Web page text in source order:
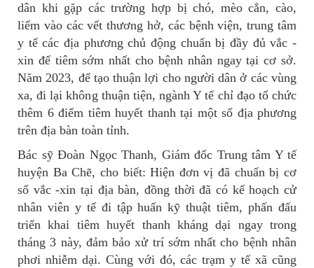
dân khi gặp các trường hợp bị chó, mèo cắn, cào,
liếm vào các vết thương hở, các bệnh viện, trung tâm
y tế các địa phương chủ động chuẩn bị đầy đủ vắc -
xin để tiêm sớm nhất cho bệnh nhân ngay tại cơ sở.
Năm 2023, để tạo thuận lợi cho người dân ở các vùng
xa, đi lại không thuận tiện, ngành Y tế chỉ đạo tổ chức
thêm 6 điểm tiêm huyết thanh tại một số địa phương
trên địa bàn toàn tỉnh.
Bác sỹ Đoàn Ngọc Thanh, Giám đốc Trung tâm Y tế
huyện Ba Chẽ, cho biết: Hiện đơn vị đã chuẩn bị cơ
số vắc -xin tại địa bàn, đồng thời đã có kế hoạch cử
nhân viên y tế đi tập huấn kỹ thuật tiêm, phấn đấu
triển khai tiêm huyết thanh kháng dại ngay trong
tháng 3 này, đảm bảo xử trí sớm nhất cho bệnh nhân
phơi nhiễm dại. Cùng với đó, các trạm y tế xã cũng